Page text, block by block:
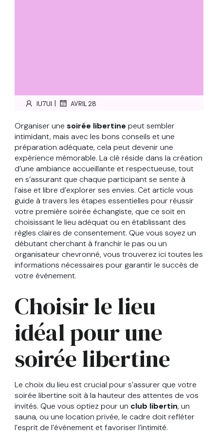
IU7UI | AVRIL 28
Organiser une soirée libertine peut sembler
intimidant, mais avec les bons conseils et une
préparation adéquate, cela peut devenir une
expérience mémorable. La clé réside dans la création
d’une ambiance accueillante et respectueuse, tout
en s’assurant que chaque participant se sente à
l’aise et libre d’explorer ses envies. Cet article vous
guide à travers les étapes essentielles pour réussir
votre première soirée échangiste, que ce soit en
choisissant le lieu adéquat ou en établissant des
règles claires de consentement. Que vous soyez un
débutant cherchant à franchir le pas ou un
organisateur chevronné, vous trouverez ici toutes les
informations nécessaires pour garantir le succès de
votre événement.
Choisir le lieu
idéal pour une
soirée libertine
Le choix du lieu est crucial pour s’assurer que votre
soirée libertine soit à la hauteur des attentes de vos
invités. Que vous optiez pour un club libertin, un
sauna, ou une location privée, le cadre doit refléter
l’esprit de l’événement et favoriser l’intimité.